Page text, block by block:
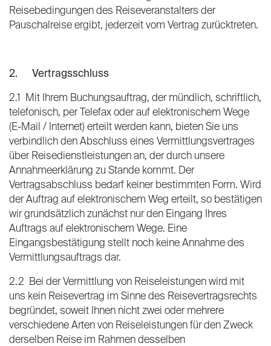
Reisebedingungen des Reiseveranstalters der
Pauschalreise ergibt, jederzeit vom Vertrag zurücktreten.
2. Vertragsschluss
2.1 Mit Ihrem Buchungsauftrag, der mündlich, schriftlich,
telefonisch, per Telefax oder auf elektronischem Wege
(E-Mail / Internet) erteilt werden kann, bieten Sie uns
verbindlich den Abschluss eines Vermittlungsvertrages
über Reisedienstleistungen an, der durch unsere
Annahmeerklärung zu Stande kommt. Der
Vertragsabschluss bedarf keiner bestimmten Form. Wird
der Auftrag auf elektronischem Weg erteilt, so bestätigen
wir grundsätzlich zunächst nur den Eingang Ihres
Auftrags auf elektronischem Wege. Eine
Eingangsbestätigung stellt noch keine Annahme des
Vermittlungsauftrags dar.
2.2 Bei der Vermittlung von Reiseleistungen wird mit
uns kein Reisevertrag im Sinne des Reisevertragsrechts
begründet, soweit Ihnen nicht zwei oder mehrere
verschiedene Arten von Reiseleistungen für den Zweck
derselben Reise im Rahmen desselben